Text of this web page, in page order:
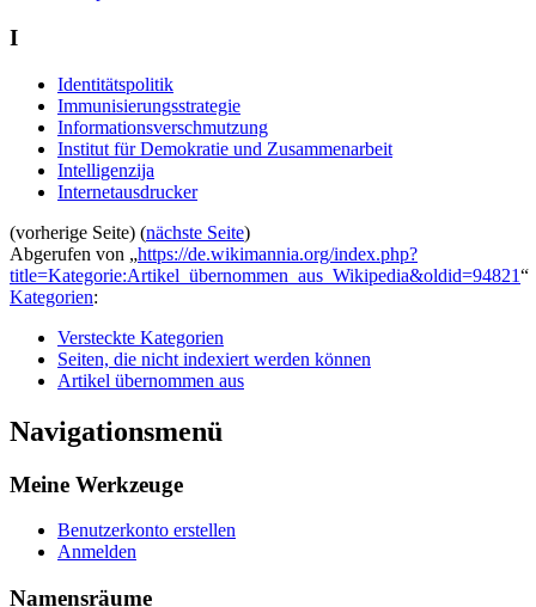
I
Identitätspolitik
Immunisierungsstrategie
Informationsverschmutzung
Institut für Demokratie und Zusammenarbeit
Intelligenzija
Internetausdrucker
(vorherige Seite) (nächste Seite)
Abgerufen von „https://de.wikimannia.org/index.php?
title=Kategorie:Artikel_übernommen_aus_Wikipedia&oldid=94821“
Kategorien:
Versteckte Kategorien
Seiten, die nicht indexiert werden können
Artikel übernommen aus
Navigationsmenü
Meine Werkzeuge
Benutzerkonto erstellen
Anmelden
Namensräume